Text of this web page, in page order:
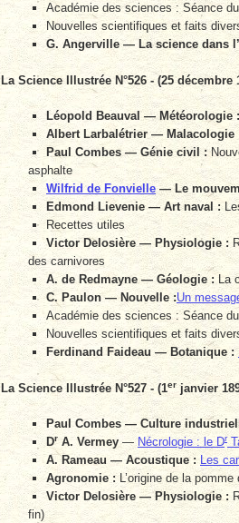
Académie des sciences : Séance
Nouvelles scientifiques et faits
G. Angerville — La science dans
La Science Illustrée N°526 - (25 décembre
Léopold Beauval — Météorologie :
Albert Larbalétrier — Malacologie
Paul Combes — Génie civil :
asphalte
Wilfrid de Fonvielle — Le
Edmond Lievenie — Art naval :
Recettes utiles
Victor Delosière — Physiologie :
des carnivores
A. de Redmayne — Géologie : La
C. Paulon — Nouvelle :Un
Académie des sciences : Séance
Nouvelles scientifiques et faits
Ferdinand Faideau — Botanique :
La Science Illustrée N°527 - (1er janvier
Paul Combes — Culture
Dr A. Vermey — Nécrologie : le Dr
A. Rameau — Acoustique : Les
Agronomie :L’origine de la pomme
Victor Delosière — Physiologie :
fin)